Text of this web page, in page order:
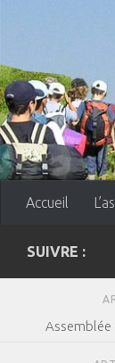
Accueil
SUIVRE :
Assemblée